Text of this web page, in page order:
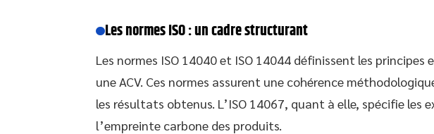
Les normes ISO : un cadre structurant
Les normes ISO 14040 et ISO 14044 définissent les principes
une ACV. Ces normes assurent une cohérence
les résultats obtenus. L’ISO 14067, quant à elle, spécifie les
l’empreinte carbone des produits.